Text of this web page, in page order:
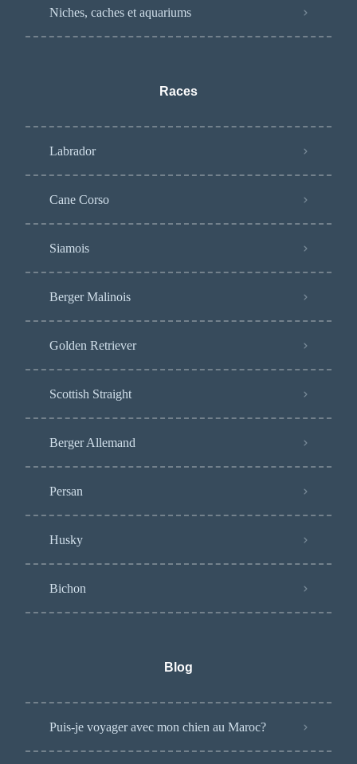
Niches, caches et aquariums
Races
Labrador
Cane Corso
Siamois
Berger Malinois
Golden Retriever
Scottish Straight
Berger Allemand
Persan
Husky
Bichon
Blog
Puis-je voyager avec mon chien au Maroc?